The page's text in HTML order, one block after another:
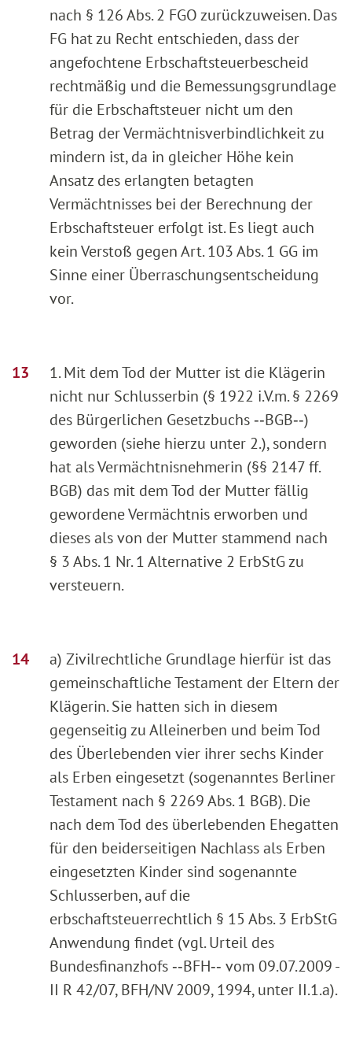
nach § 126 Abs. 2 FGO zurückzuweisen. Das
FG hat zu Recht entschieden, dass der
angefochtene Erbschaftsteuerbescheid
rechtmäßig und die Bemessungsgrundlage
für die Erbschaftsteuer nicht um den
Betrag der Vermächtnisverbindlichkeit zu
mindern ist, da in gleicher Höhe kein
Ansatz des erlangten betagten
Vermächtnisses bei der Berechnung der
Erbschaftsteuer erfolgt ist. Es liegt auch
kein Verstoß gegen Art. 103 Abs. 1 GG im
Sinne einer Überraschungsentscheidung
vor.
1. Mit dem Tod der Mutter ist die Klägerin
nicht nur Schlusserbin (§ 1922 i.V.m. § 2269
des Bürgerlichen Gesetzbuchs ‑‑BGB‑‑)
geworden (siehe hierzu unter 2.), sondern
hat als Vermächtnisnehmerin (§§ 2147 ff.
BGB) das mit dem Tod der Mutter fällig
gewordene Vermächtnis erworben und
dieses als von der Mutter stammend nach
§ 3 Abs. 1 Nr. 1 Alternative 2 ErbStG zu
versteuern.
a) Zivilrechtliche Grundlage hierfür ist das
gemeinschaftliche Testament der Eltern der
Klägerin. Sie hatten sich in diesem
gegenseitig zu Alleinerben und beim Tod
des Überlebenden vier ihrer sechs Kinder
als Erben eingesetzt (sogenanntes Berliner
Testament nach § 2269 Abs. 1 BGB). Die
nach dem Tod des überlebenden Ehegatten
für den beiderseitigen Nachlass als Erben
eingesetzten Kinder sind sogenannte
Schlusserben, auf die
erbschaftsteuerrechtlich § 15 Abs. 3 ErbStG
Anwendung findet (vgl. Urteil des
Bundesfinanzhofs ‑‑BFH‑‑ vom 09.07.2009 -
II R 42/07, BFH/NV 2009, 1994, unter II.1.a).